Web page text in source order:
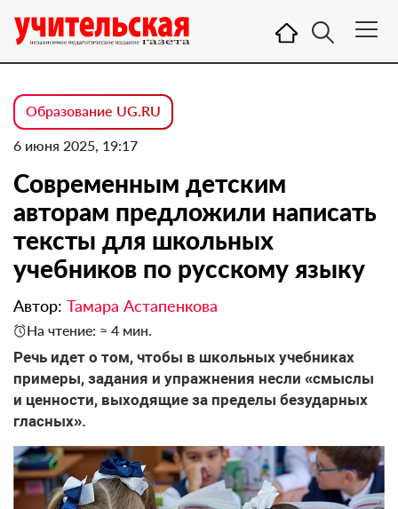
Образование UG.RU
6 июня 2025, 19:17
Современным детским
авторам предложили написать
тексты для школьных
учебников по русскому языку
Автор: Тамара Астапенкова
На чтение: ≈ 4 мин.
Речь идет о том, чтобы в школьных учебниках
примеры, задания и упражнения несли «смыслы
и ценности, выходящие за пределы безударных
гласных».